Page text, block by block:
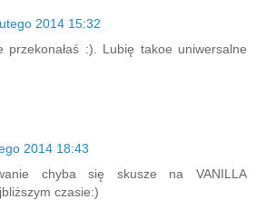
2014 15:32
przekonałaś :). Lubię takoe uniwersalne
2014 18:43
chyba się skusze na VANILLA
czasie:)